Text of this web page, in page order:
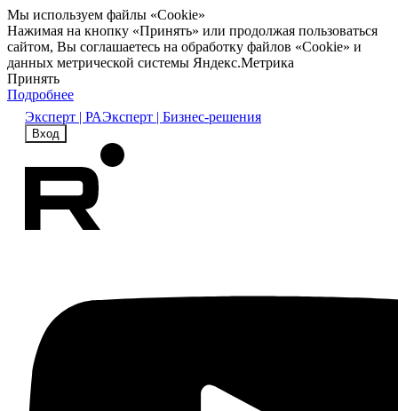
Мы используем файлы «Cookie»
Нажимая на кнопку «Принять» или продолжая пользоваться
сайтом, Вы соглашаетесь на обработку файлов «Cookie» и
данных метрической системы Яндекс.Метрика
Принять
Подробнее
Эксперт | РАЭксперт | Бизнес-решения
Вход